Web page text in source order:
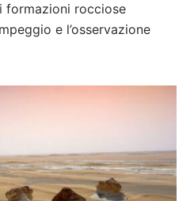
formazioni rocciose
e l’osservazione